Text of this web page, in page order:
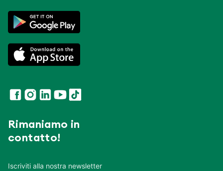
Rimaniamo in
contatto!
Iscriviti alla nostra newsletter